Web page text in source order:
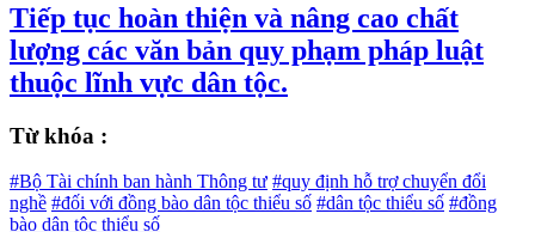
Tiếp tục hoàn thiện và nâng cao chất
lượng các văn bản quy phạm pháp luật
thuộc lĩnh vực dân tộc.
Từ khóa :
#Bộ Tài chính ban hành Thông tư #quy định hỗ trợ chuyển đổi
nghề #đối với đồng bào dân tộc thiểu số #dân tộc thiểu số #đồng
bào dân tộc thiểu số